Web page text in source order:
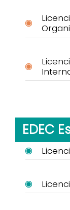
EDEC